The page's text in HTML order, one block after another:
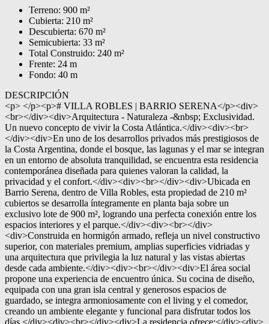
Terreno: 900 m²
Cubierta: 210 m²
Descubierta: 670 m²
Semicubierta: 33 m²
Total Construido: 240 m²
Frente: 24 m
Fondo: 40 m
DESCRIPCIÓN
<p> </p><p># VILLA ROBLES | BARRIO SERENA</p><div>
<br></div><div>Arquitectura - Naturaleza -&nbsp; Exclusividad.
Un nuevo concepto de vivir la Costa Atlántica.</div><div><br>
</div><div>En uno de los desarrollos privados más prestigiosos de
la Costa Argentina, donde el bosque, las lagunas y el mar se integran
en un entorno de absoluta tranquilidad, se encuentra esta residencia
contemporánea diseñada para quienes valoran la calidad, la
privacidad y el confort.</div><div><br></div><div>Ubicada en
Barrio Serena, dentro de Villa Robles, esta propiedad de 210 m²
cubiertos se desarrolla íntegramente en planta baja sobre un
exclusivo lote de 900 m², logrando una perfecta conexión entre los
espacios interiores y el parque.</div><div><br></div>
<div>Construida en hormigón armado, refleja un nivel constructivo
superior, con materiales premium, amplias superficies vidriadas y
una arquitectura que privilegia la luz natural y las vistas abiertas
desde cada ambiente.</div><div><br></div><div>El área social
propone una experiencia de encuentro única. Su cocina de diseño,
equipada con una gran isla central y generosos espacios de
guardado, se integra armoniosamente con el living y el comedor,
creando un ambiente elegante y funcional para disfrutar todos los
días.</div><div><br></div><div>La residencia ofrece:</div><div>